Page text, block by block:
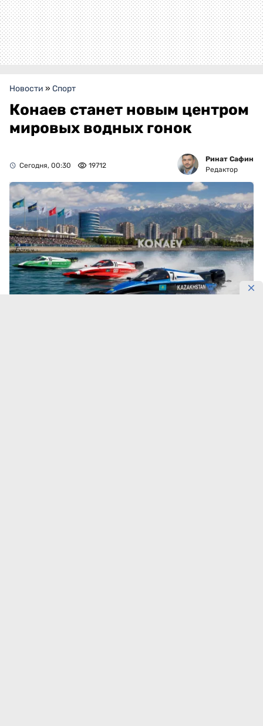
Новости » Спорт
Конаев станет новым центром
мировых водных гонок
Сегодня, 00:30 19712
Ринат Сафин
Редактор